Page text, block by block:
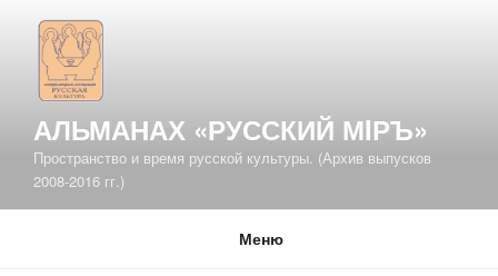
содержимому
АЛЬМАНАХ «РУССКИЙ МIРЪ»
Пространство и время русской культуры. (Архив выпусков
2008-2016 гг.)
Меню